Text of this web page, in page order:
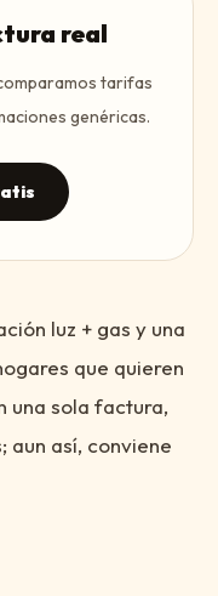
real
tarifas
genéricas.
luz + gas y una
que quieren
una sola factura,
aun así, conviene